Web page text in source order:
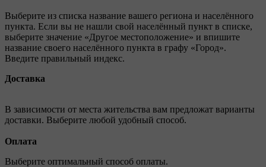
Выберите из списка название вашего региона и населённого
пункта. Если вы не нашли свой населённый пункт в списке,
выберите значение «Другое местоположение» и впишите
название своего населённого пункта в графу «Город».
Введите правильный индекс.
Доставка
В зависимости от места жительства вам предложат варианты
доставки. Выберите любой удобный способ.
Оплата
Выберите оптимальный способ оплаты.